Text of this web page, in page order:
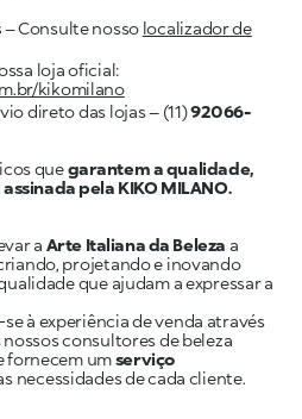
– Consulte nosso localizador de
loja oficial:
kikomilano
direto das lojas – (11)92066-
quegarantem a qualidade,
pela KIKO MILANO.
a Arte Italiana da Beleza a
projetando e inovando
que ajudam a expressar a
à experiência de venda através
consultores de beleza
fornecem umserviço
necessidades de cada cliente.